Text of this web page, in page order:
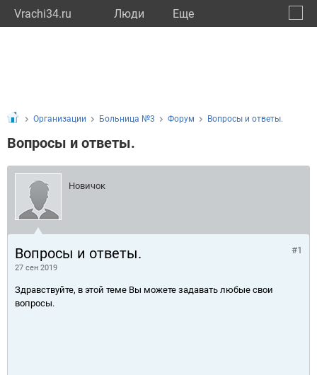
Vrachi34.ru Люди Eще
Организации Больница №3 Форум Вопросы и ответы.
Вопросы и ответы.
Новичок
Вопросы и ответы.
27 сен 2019
#1
Здравствуйте, в этой теме Вы можете задавать любые свои
вопросы.